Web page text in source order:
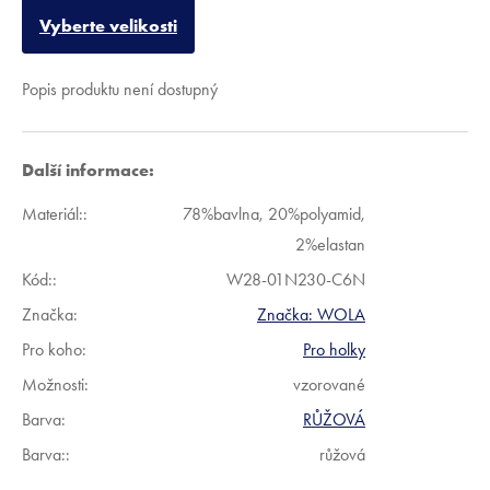
Vyberte velikosti
Popis produktu není dostupný
Další informace:
Materiál::
78%bavlna, 20%polyamid,
2%elastan
Kód::
W28-01N230-C6N
Značka:
Značka: WOLA
Pro koho:
Pro holky
Možnosti:
vzorované
Barva:
RŮŽOVÁ
Barva:: růžová